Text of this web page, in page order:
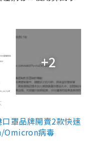
+2
罩品牌開賣2款快速
Omicron病毒